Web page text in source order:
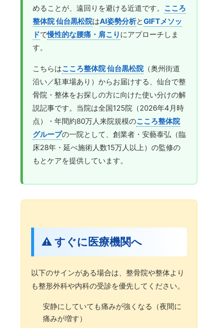
めることが、遠回りを避ける近道です。 こころ
整体院 仙台黒松院はAI姿勢分析とGIFTメソッ
ドで慢性的な腰痛・肩こり にアプローチしま
す。
こちらはこころ整体院 仙台黒松院（奥州街道
沿い／駐車場あり）からお届けする、仙台で整
骨院・整体をお探しの方に向けた使い分けの解
説記事です。当院は全国125院（2026年4月時
点）・年間約80万人来院規模のこころ整体院
グループの一院として、創業者・安藝泰弘（臨
床28年・延べ施術人数15万人以上）の監修の
もとケアを提供しています。
⚠️ すぐに医療機関へ
以下のサインがある場合は、整骨院や整体より
も整形外科や内科の受診を優先してください。
安静にしていても痛みが強くなる（夜間に
痛みが増す）